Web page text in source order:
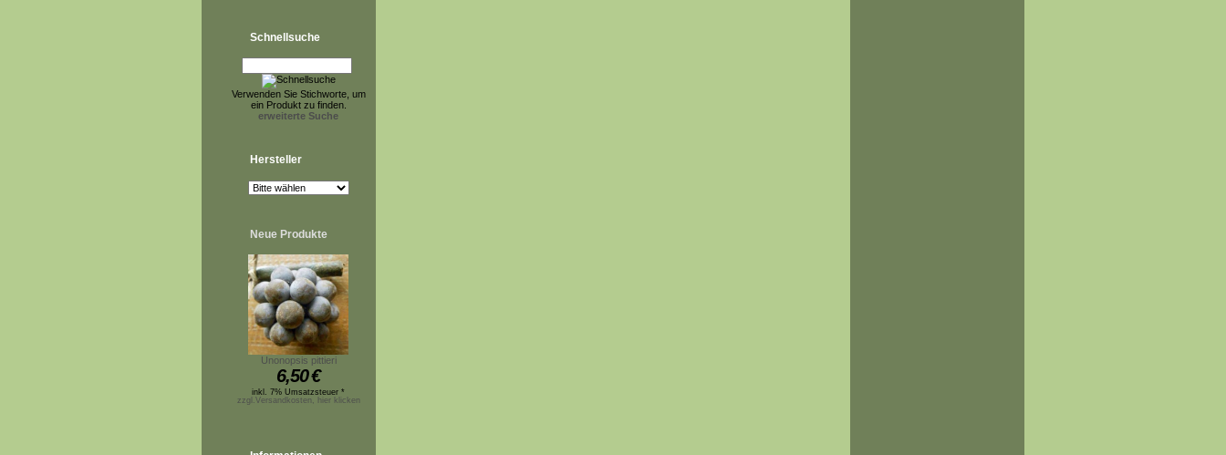
Schnellsuche
Verwenden Sie Stichworte, um
ein Produkt zu finden.
erweiterte Suche
Hersteller
Neue Produkte
Unonopsis pittieri
6,50€
inkl. 7% Umsatzsteuer *
zzgl.Versandkosten, hier klicken